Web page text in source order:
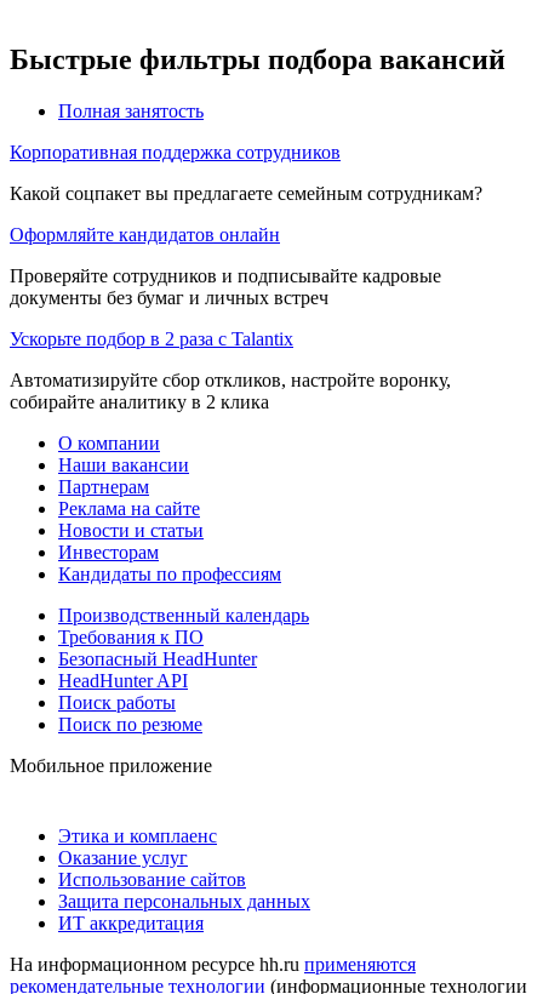
Быстрые фильтры подбора вакансий
Полная занятость
Корпоративная поддержка сотрудников
Какой соцпакет вы предлагаете семейным сотрудникам?
Оформляйте кандидатов онлайн
Проверяйте сотрудников и подписывайте кадровые
документы без бумаг и личных встреч
Ускорьте подбор в 2 раза с Talantix
Автоматизируйте сбор откликов, настройте воронку,
собирайте аналитику в 2 клика
О компании
Наши вакансии
Партнерам
Реклама на сайте
Новости и статьи
Инвесторам
Кандидаты по профессиям
Производственный календарь
Требования к ПО
Безопасный HeadHunter
HeadHunter API
Поиск работы
Поиск по резюме
Мобильное приложение
Этика и комплаенс
Оказание услуг
Использование сайтов
Защита персональных данных
ИТ аккредитация
На информационном ресурсе hh.ru применяются
рекомендательные технологии (информационные технологии